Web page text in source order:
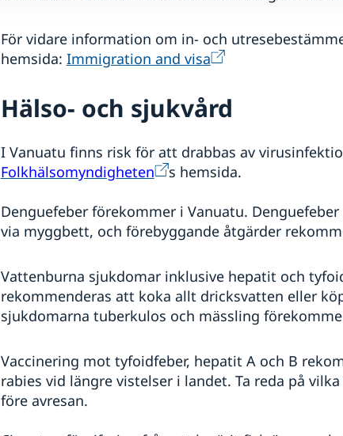
För vidare information om in- och
hemsida: Immigration and visa
Hälso- och sjukvård
I Vanuatu finns risk för att drabbas av
Folkhälsomyndigheten
s hemsida.
Denguefeber förekommer i Vanuatu.
via myggbett, och förebyggande åtgärder
Vattenburna sjukdomar inklusive hepatit och
rekommenderas att koka allt dricksvatten eller
sjukdomarna tuberkulos och mässling
Vaccinering mot tyfoidfeber, hepatit A och B
rabies vid längre vistelser i landet. Ta reda på
före avresan.